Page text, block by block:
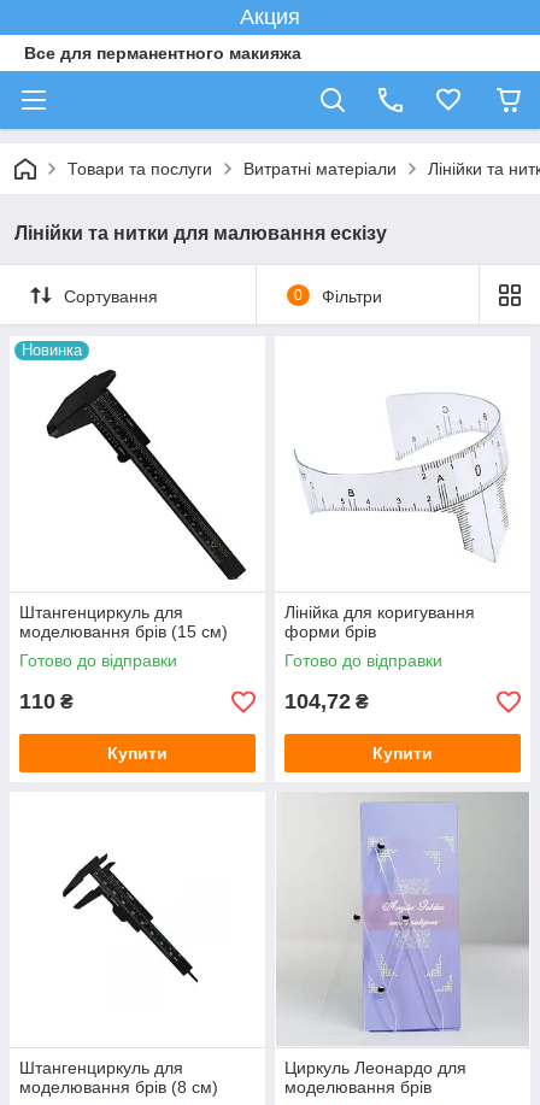
Акция
Все для перманентного макияжа
Товари та послуги Витратні матеріали Лінійки та
Лінійки та нитки для малювання ескізу
Сортування 0 Фільтри
Новинка
Штангенциркуль для
моделювання брів (15 см)
Готово до відправки
110 ₴
Купити
Лінійка для коригування
форми брів
Готово до відправки
104,72 ₴
Купити
Штангенциркуль для
моделювання брів (8 см)
Циркуль Леонардо для
моделювання брів